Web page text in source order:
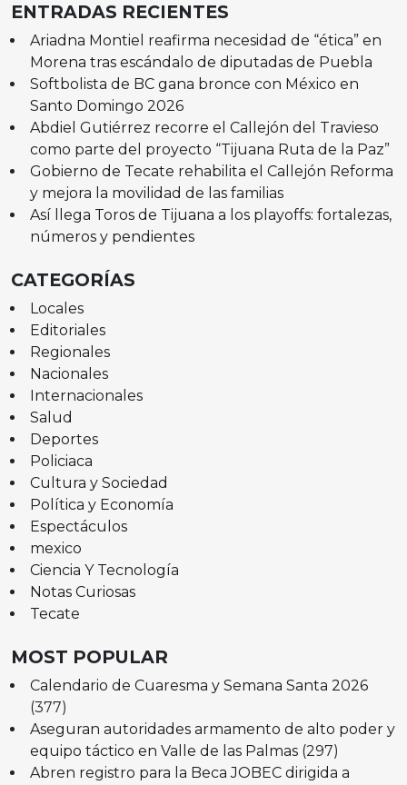
ENTRADAS RECIENTES
Ariadna Montiel reafirma necesidad de “ética” en
Morena tras escándalo de diputadas de Puebla
Softbolista de BC gana bronce con México en
Santo Domingo 2026
Abdiel Gutiérrez recorre el Callejón del Travieso
como parte del proyecto “Tijuana Ruta de la Paz”
Gobierno de Tecate rehabilita el Callejón Reforma
y mejora la movilidad de las familias
Así llega Toros de Tijuana a los playoffs: fortalezas,
números y pendientes
CATEGORÍAS
Locales
Editoriales
Regionales
Nacionales
Internacionales
Salud
Deportes
Policiaca
Cultura y Sociedad
Política y Economía
Espectáculos
mexico
Ciencia Y Tecnología
Notas Curiosas
Tecate
MOST POPULAR
Calendario de Cuaresma y Semana Santa 2026
(377)
Aseguran autoridades armamento de alto poder y
equipo táctico en Valle de las Palmas (297)
Abren registro para la Beca JOBEC dirigida a